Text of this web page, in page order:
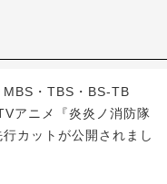
・TBS・BS-TB
アニメ『炎炎ノ消防隊
カットが公開されまし